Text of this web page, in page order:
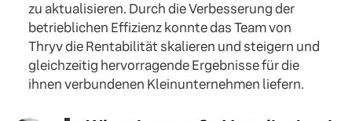
zu aktualisieren. Durch die Verbesserung der
betrieblichen Effizienz konnte das Team von
Thryv die Rentabilität skalieren und steigern und
gleichzeitig hervorragende Ergebnisse für die
ihnen verbundenen Kleinunternehmen liefern.